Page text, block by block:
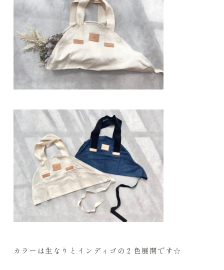
カラーは生なりとインディゴの２色展開です☆